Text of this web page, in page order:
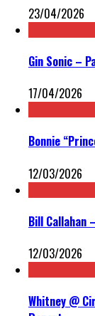
23/04/2026
Gin Sonic –
17/04/2026
Bonnie
12/03/2026
Bill Callahan
12/03/2026
Whitney @